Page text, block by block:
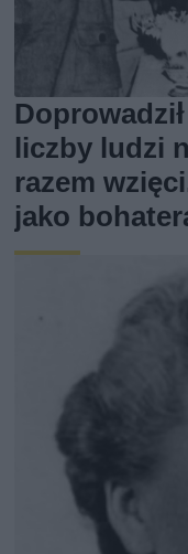
liczby ludzi
razem
jako